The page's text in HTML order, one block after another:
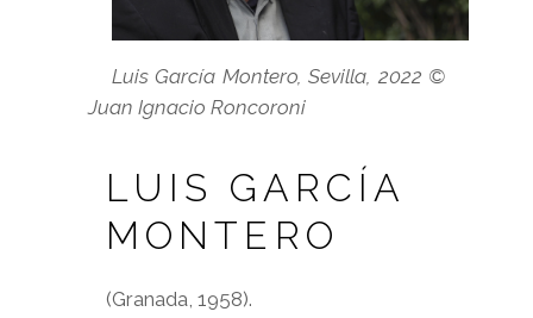
Luis García Montero, Sevilla, 2022 ©
Juan Ignacio Roncoroni
LUIS GARCÍA
MONTERO
(Granada, 1958).